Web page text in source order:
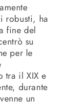
robusti, ha
fine del
su
per le
tra il XIX e
durante
un